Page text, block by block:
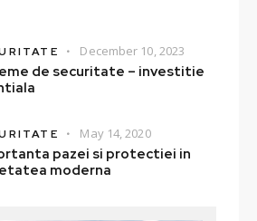
December 10, 2023
de securitate – investitie
May 14, 2020
pazei si protectiei in
moderna